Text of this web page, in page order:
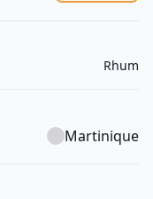
Rhum
Martinique